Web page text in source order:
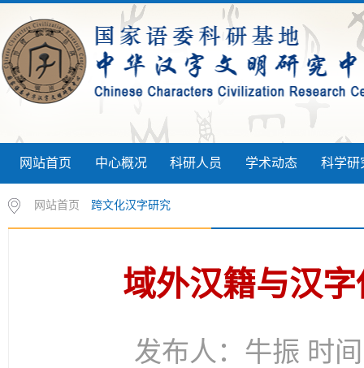
网站首页 中心概况 科研人员 学术动态 科学研
网站首页 跨文化汉字研究
域外汉籍与汉
发布人：牛振 时